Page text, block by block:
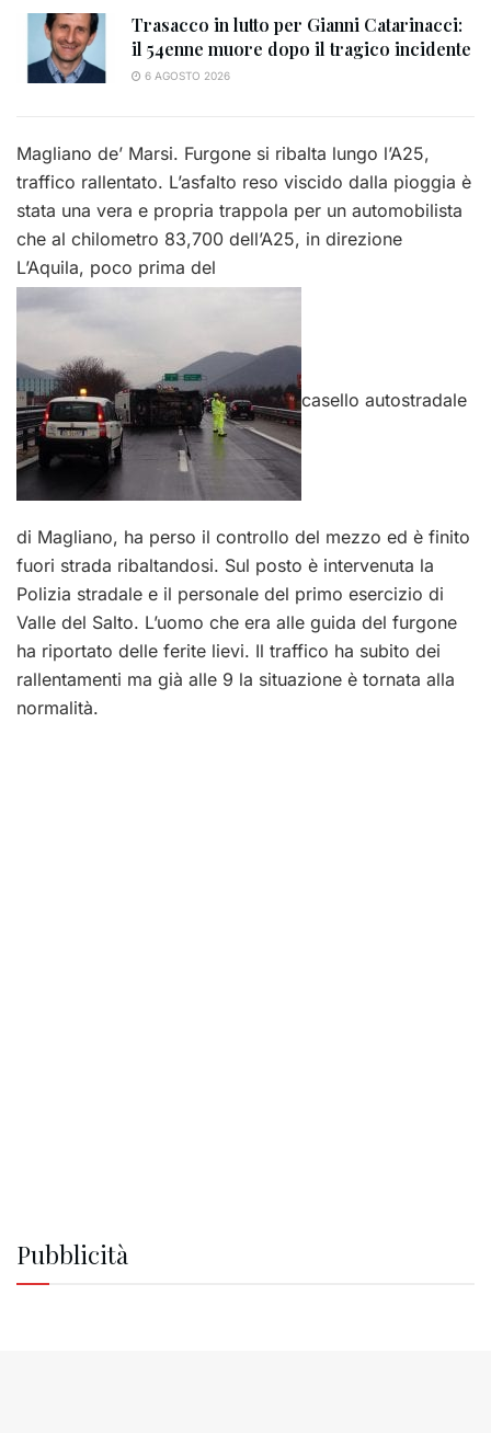
Trasacco in lutto per Gianni Catarinacci:
il 54enne muore dopo il tragico incidente
6 AGOSTO 2026
Magliano de’ Marsi. Furgone si ribalta lungo l’A25,
traffico rallentato. L’asfalto reso viscido dalla pioggia è
stata una vera e propria trappola per un automobilista
che al chilometro 83,700 dell’A25, in direzione
L’Aquila, poco prima del
casello autostradale
di Magliano, ha perso il controllo del mezzo ed è finito
fuori strada ribaltandosi. Sul posto è intervenuta la
Polizia stradale e il personale del primo esercizio di
Valle del Salto. L’uomo che era alle guida del furgone
ha riportato delle ferite lievi. Il traffico ha subito dei
rallentamenti ma già alle 9 la situazione è tornata alla
normalità.
Pubblicità